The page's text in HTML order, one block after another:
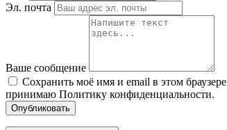
Эл. почта
Ваше сообщение
Сохранить моё имя и email в этом
принимаю Политику конфиденциальности.
Опубликовать